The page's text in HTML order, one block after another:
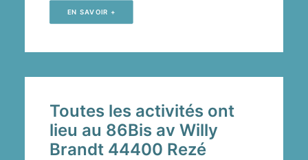
EN SAVOIR +
Toutes les activités ont
lieu au 86Bis av Willy
Brandt 44400 Rezé